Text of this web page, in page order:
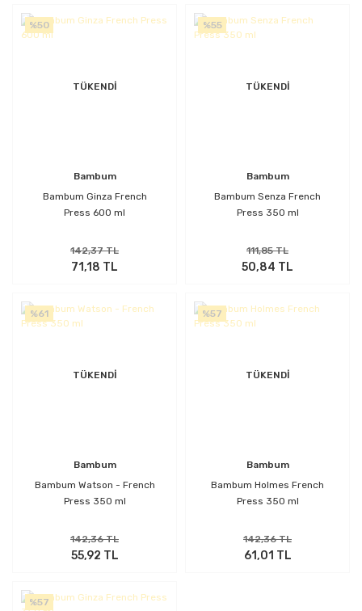
%50
TÜKENDİ
Bambum
Bambum Ginza French
Press 600 ml
142,37 TL
71,18 TL
%55
TÜKENDİ
Bambum
Bambum Senza French
Press 350 ml
111,85 TL
50,84 TL
%61
TÜKENDİ
Bambum
Bambum Watson - French
Press 350 ml
142,36 TL
55,92 TL
%57
TÜKENDİ
Bambum
Bambum Holmes French
Press 350 ml
142,36 TL
61,01 TL
%57